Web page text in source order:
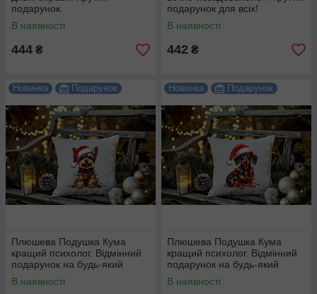
подарунок.
В наявності
444 ₴
подарунок для всіх!
В наявності
442 ₴
Новинка Подарунок
Плюшева Подушка Кума
кращий психолог. Відмінний
подарунок на будь-який
привід.
В наявності
Новинка Подарунок
Плюшева Подушка Кума
кращий психолог. Відмінний
подарунок на будь-який
привід.
В наявності